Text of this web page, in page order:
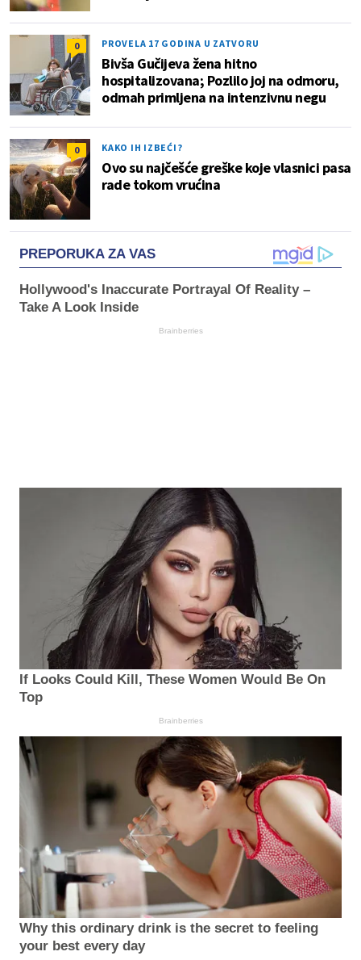
0 PROVELA 17 GODINA U ZATVORU
Bivša Gučijeva žena hitno
hospitalizovana; Pozlilo joj na odmoru,
odmah primljena na intenzivnu negu
0 KAKO IH IZBEĆI?
Ovo su najčešće greške koje vlasnici pasa
rade tokom vrućina
PREPORUKA ZA VAS
Hollywood's Inaccurate Portrayal Of Reality –
Take A Look Inside
Brainberries
If Looks Could Kill, These Women Would Be On
Top
Brainberries
Why this ordinary drink is the secret to feeling
your best every day